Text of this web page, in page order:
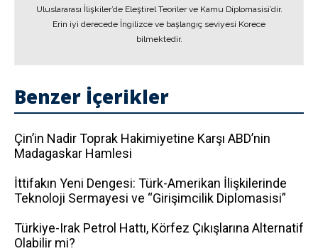
Uluslararası İlişkiler’de Eleştirel Teoriler ve Kamu Diplomasisi’dir.
Erin iyi derecede İngilizce ve başlangıç seviyesi Korece
bilmektedir.
Benzer İçerikler
Çin’in Nadir Toprak Hakimiyetine Karşı ABD’nin
Madagaskar Hamlesi
İttifakın Yeni Dengesi: Türk-Amerikan İlişkilerinde
Teknoloji Sermayesi ve “Girişimcilik Diplomasisi”
Türkiye-Irak Petrol Hattı, Körfez Çıkışlarına Alternatif
Olabilir mi?